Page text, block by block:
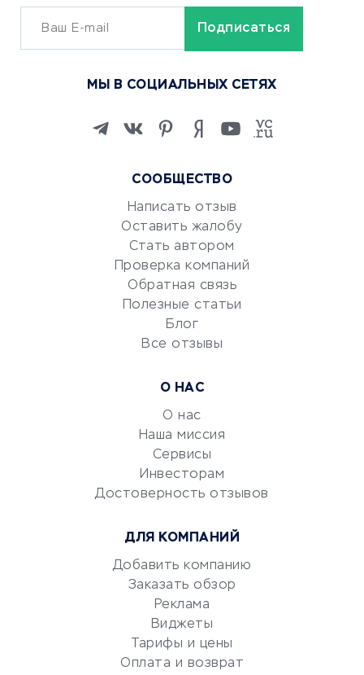
ОБУЧЕНИЕ И РАБОТА
Изучение иностранных
Маркетинг и продажи
Репетиторство
Красота и здоровье
Сервисы по поиску работы
Сетевой маркетинг
УСЛУГИ ДЛЯ БИЗНЕСА
документооборот
Консалтинговые компании
Аудиторские компании
Бухгалтерия онлайн
СООБЩЕСТВО
Написать отзыв
Оставить жалобу
Стать автором
Проверка компаний
Обратная связь
Полезные статьи
Блог
Все отзывы
О НАС
О нас
Наша миссия
Сервисы
Инвесторам
Достоверность отзывов
ДЛЯ КОМПАНИЙ
Добавить компанию
Заказать обзор
Реклама
Виджеты
Тарифы и цены
Оплата и возврат
МЫ В СОЦИАЛЬНЫХ СЕТЯХ